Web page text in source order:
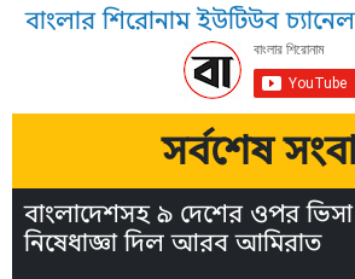
বাংলার শিরোনাম ইউটিউব
সর্বশেষ
বাংলাদেশসহ ৯ দেশের ওপর
নিষেধাজ্ঞা দিল আরব আমিরাত